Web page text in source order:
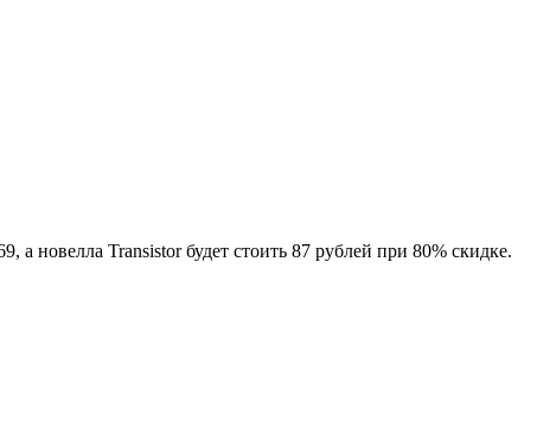
а новелла Transistor будет стоить 87 рублей при 80% скидке.